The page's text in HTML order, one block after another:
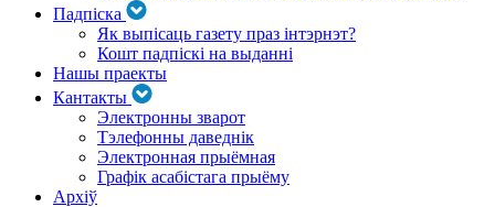
Падпіска
Як выпісаць газету праз інтэрнэт?
Кошт падпіскі на выданні
Нашы праекты
Кантакты
Электронны зварот
Тэлефонны даведнік
Электронная прыёмная
Графік асабістага прыёму
Архіў